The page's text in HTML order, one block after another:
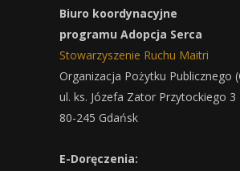
Biuro koordynacyjne
programu Adopcja Serca
Stowarzyszenie Ruchu Maitri
Organizacja Pożytku Publicznego
ul. ks. Józefa Zator Przytockiego 3
80-245 Gdańsk
E-Doręczenia: